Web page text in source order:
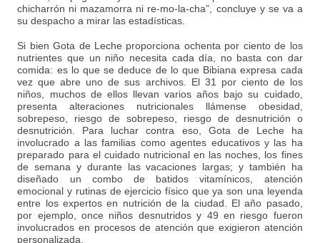
chicharrón ni mazamorra ni re-mo-la-cha”, concluye y se va a
su despacho a mirar las estadísticas.
Si bien Gota de Leche proporciona ochenta por ciento de los
nutrientes que un niño necesita cada día, no basta con dar
comida: es lo que se deduce de lo que Bibiana expresa cada
vez que abre uno de sus archivos. El 31 por ciento de los
niños, muchos de ellos llevan varios años bajo su cuidado,
presenta alteraciones nutricionales llámense obesidad,
sobrepeso, riesgo de sobrepeso, riesgo de desnutrición o
desnutrición. Para luchar contra eso, Gota de Leche ha
involucrado a las familias como agentes educativos y las ha
preparado para el cuidado nutricional en las noches, los fines
de semana y durante las vacaciones largas; y también ha
diseñado un combo de batidos vitamínicos, atención
emocional y rutinas de ejercicio físico que ya son una leyenda
entre los expertos en nutrición de la ciudad. El año pasado,
por ejemplo, once niños desnutridos y 49 en riesgo fueron
involucrados en procesos de atención que exigieron atención
personalizada.